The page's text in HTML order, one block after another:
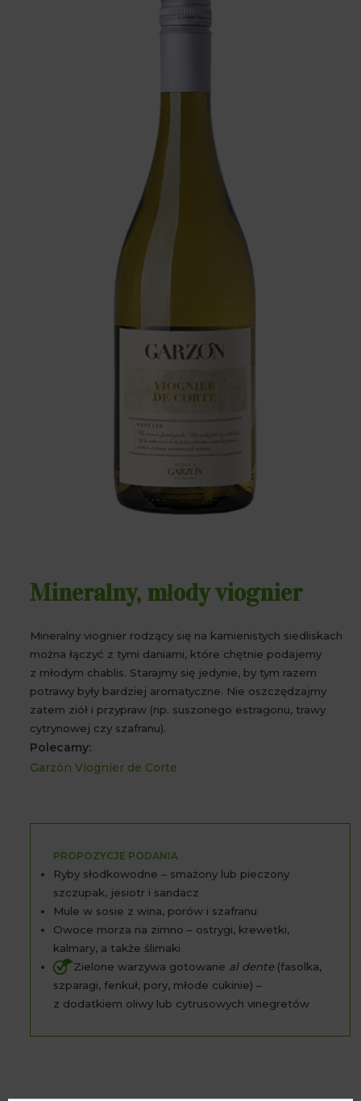
Mineralny, młody viognier
Mineralny viognier rodzący się na kamienistych siedliskach
można łączyć z tymi daniami, które chętnie podajemy
z młodym chablis. Starajmy się jedynie, by tym razem
potrawy były bardziej aromatyczne. Nie oszczędzajmy
zatem ziół i przypraw (np. suszonego estragonu, trawy
cytrynowej czy szafranu).
Polecamy:
Garzón Viognier de Corte
PROPOZYCJE PODANIA
Ryby słodkowodne – smażony lub pieczony
szczupak, jesiotr i sandacz
Mule w sosie z wina, porów i szafranu
Owoce morza na zimno – ostrygi, krewetki,
kalmary, a także ślimaki
Zielone warzywa gotowane al dente(fasolka,
szparagi, fenkuł, pory, młode cukinie) –
z dodatkiem oliwy lub cytrusowych vinegretów